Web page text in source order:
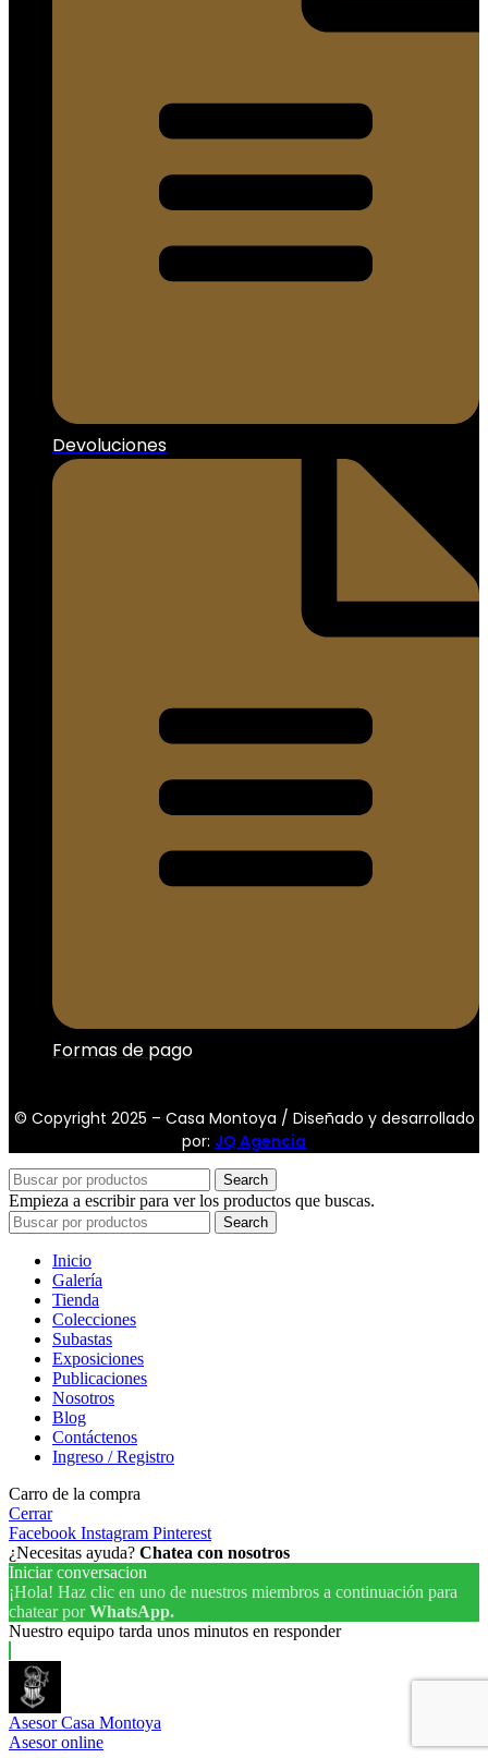
Devoluciones
Formas de pago
© Copyright 2025 – Casa Montoya / Diseñado y desarrollado
por: JQ Agencia
Search
Empieza a escribir para ver los productos que buscas.
Search
Inicio
Galería
Tienda
Colecciones
Subastas
Exposiciones
Publicaciones
Nosotros
Blog
Contáctenos
Ingreso / Registro
Carro de la compra
Cerrar
Facebook Instagram Pinterest
¿Necesitas ayuda? Chatea con nosotros
Iniciar conversacion
¡Hola! Haz clic en uno de nuestros miembros a continuación para
chatear porWhatsApp.
Nuestro equipo tarda unos minutos en responder
Asesor Casa Montoya
Asesor online